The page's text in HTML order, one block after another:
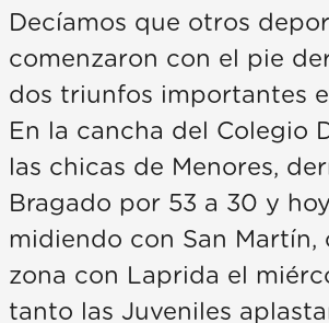
Decíamos que otros
comenzaron con el pie
dos triunfos importantes
En la cancha del Colegio
las chicas de Menores,
Bragado por 53 a 30 y
midiendo con San Martín,
zona con Laprida el
tanto las Juveniles